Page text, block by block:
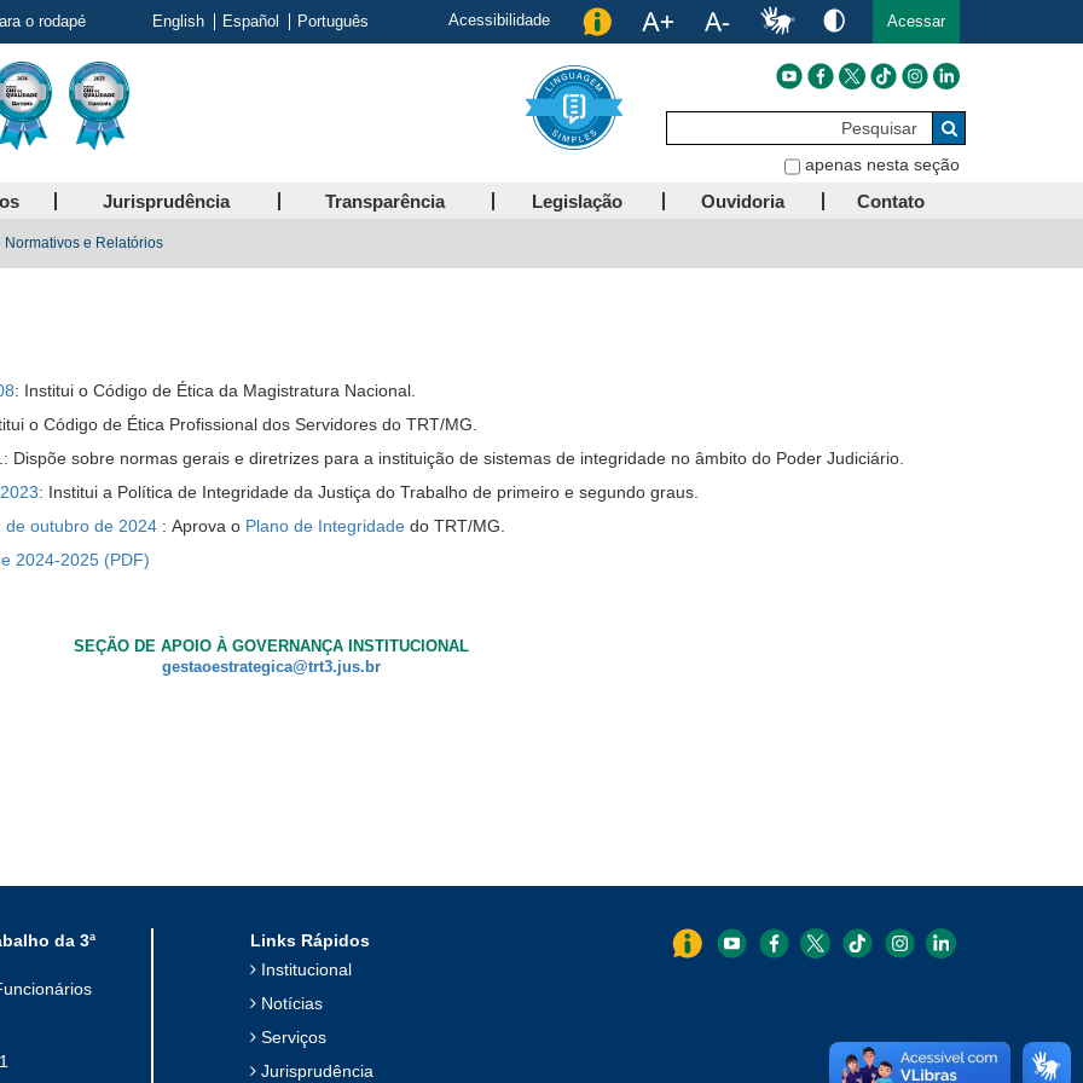
o rodapé Acessibilidade Acessar
English Español Português
Pesquisar
Buscar
apenas nesta seção
Jurisprudência Transparência Legislação Ouvidoria Contato
Normativos e Relatórios
: Institui o Código de Ética da Magistratura Nacional.
o Código de Ética Profissional dos Servidores do TRT/MG.
: Dispõe sobre normas gerais e diretrizes para a instituição de sistemas de integridade no âmbito do Poder Judiciário.
: Institui a Política de Integridade da Justiça do Trabalho de primeiro e segundo graus.
de outubro de 2024 : Aprova o Plano de Integridade do TRT/MG.
2024-2025
SEÇÃO DE APOIO À GOVERNANÇA INSTITUCIONAL
gestaoestrategica@trt3.jus.br
da 3ª
Links Rápidos
Institucional
Notícias
Serviços
Jurisprudência